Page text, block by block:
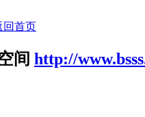
回首页
间 http://